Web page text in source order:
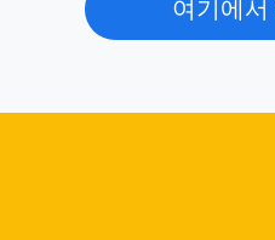
여기에서